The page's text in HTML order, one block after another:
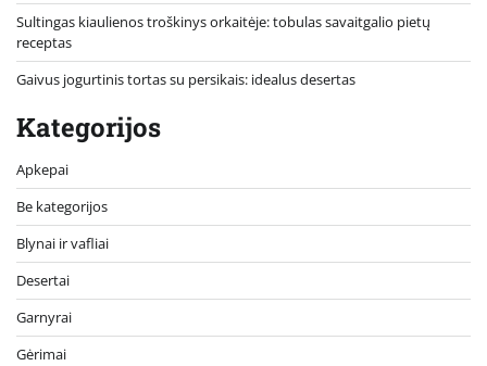
Sultingas kiaulienos troškinys orkaitėje: tobulas savaitgalio pietų
receptas
Gaivus jogurtinis tortas su persikais: idealus desertas
Kategorijos
Apkepai
Be kategorijos
Blynai ir vafliai
Desertai
Garnyrai
Gėrimai